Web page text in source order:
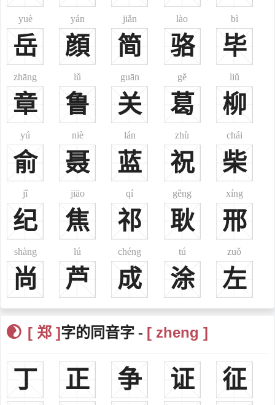
郑瀚唐代，776年-839年，荥阳
郑覃唐代，？－842年，河南荥泽（今郑州市）郑珣瑜长子，唐
朝大臣，官至太子太师
郑朗唐代，?-856年，河南荥泽（今郑州市）郑覃之弟，宰相
郑畋唐代，825年－883年，荥阳，宰相、诗人。
郑从谠唐代，？－887年，郑州荥阳（今河南荥阳）郑余庆之
郑延昌唐代，荥阳，官至尚书左仆射
郑买嗣唐代，？-909年，太和城（今云南大理南）大长和国国君
郑光业唐代，状元
郑谷唐代，约851年 - 约910年，江西宜春市袁州区，唐朝末期著
名诗人
郑獬北宋，1022年-1072年，江西宁都，状元
郑樵两宋，1104年-1162年，福建莆田，史学家、目录学家。
郑芝秀南宋，南宋，贵溪（今属江西）人称文章伯
郑会南宋，南宋，贵溪（今属江西）宋宁宗嘉定四年进士，官至
礼部侍郎
郑光祖元代，山西襄汾，杂剧家、散曲家
郑廷玉元代，彰德府（今河南安阳市），戏曲作家
郑公智明代，？-1402年，江浙行省台州路宁海县（今浙江宁波）
早年师从方孝孺，以贤良被举荐，担任监察御史有声名
郑和明代，1371年-1433年，云南昆阳（今晋宁昆阳街道）航海家
yuè
岳
yán
顔
jiǎn
简
lào
骆
bì
毕
zhāng
章
lǔ
鲁
guān
关
gě
葛
liǔ
柳
yú
俞
niè
聂
lán
蓝
zhù
祝
chái
柴
jǐ
纪
jiāo
焦
qí
祁
gěng
耿
xíng
邢
shàng
尚
lú
芦
chéng
成
tú
涂
zuǒ
左
[ 郑 ]字的同音字 - [ zheng ]
丁 正 争 证
征